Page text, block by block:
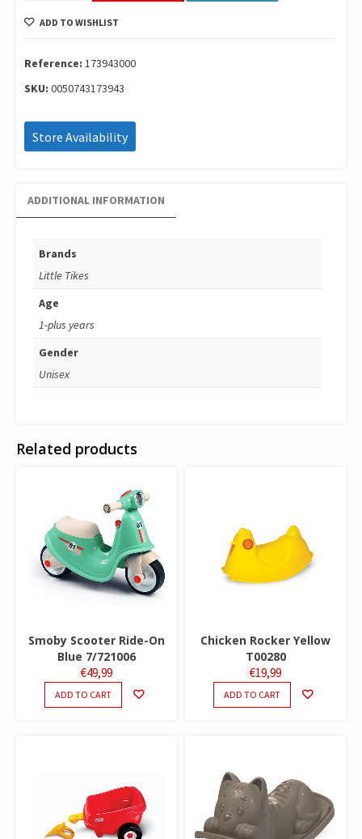
Αλογακι
173943E3
ADD TO WISHLIST
Reference: 173943000
SKU: 0050743173943
Store Availability
ADDITIONAL INFORMATION
Brands
Little Tikes
Age
1-plus years
Gender
Unisex
Related products
Smoby Scooter Ride-On
Blue 7/721006
€49,99
ADD TO CART
Chicken Rocker Yellow
T00280
€19,99
ADD TO CART